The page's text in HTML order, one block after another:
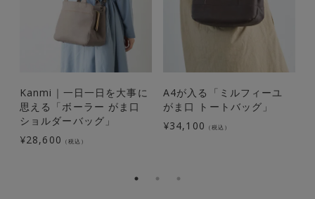
Kanmi｜一日一日を大事に
思える「ボーラー がま口
ショルダーバッグ」
¥28,600 （税込）
A4が入る「ミルフィーユ
がま口 トートバッグ」
¥34,100 （税込）